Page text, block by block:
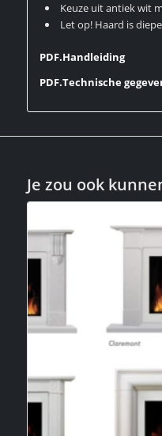
Keuze uit antiek wit
Let op! Haard is
PDF.Handleiding
PDF.Technische
Je zou ook